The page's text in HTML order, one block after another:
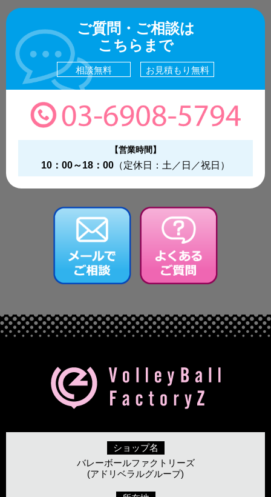
ご質問・ご相談は
こちらまで
相談無料 お見積もり無料
【営業時間】
10：00～18：00 （定休日：土／日／祝日）
ショップ名
バレーボールファクトリーズ
(アドリベラルグループ)